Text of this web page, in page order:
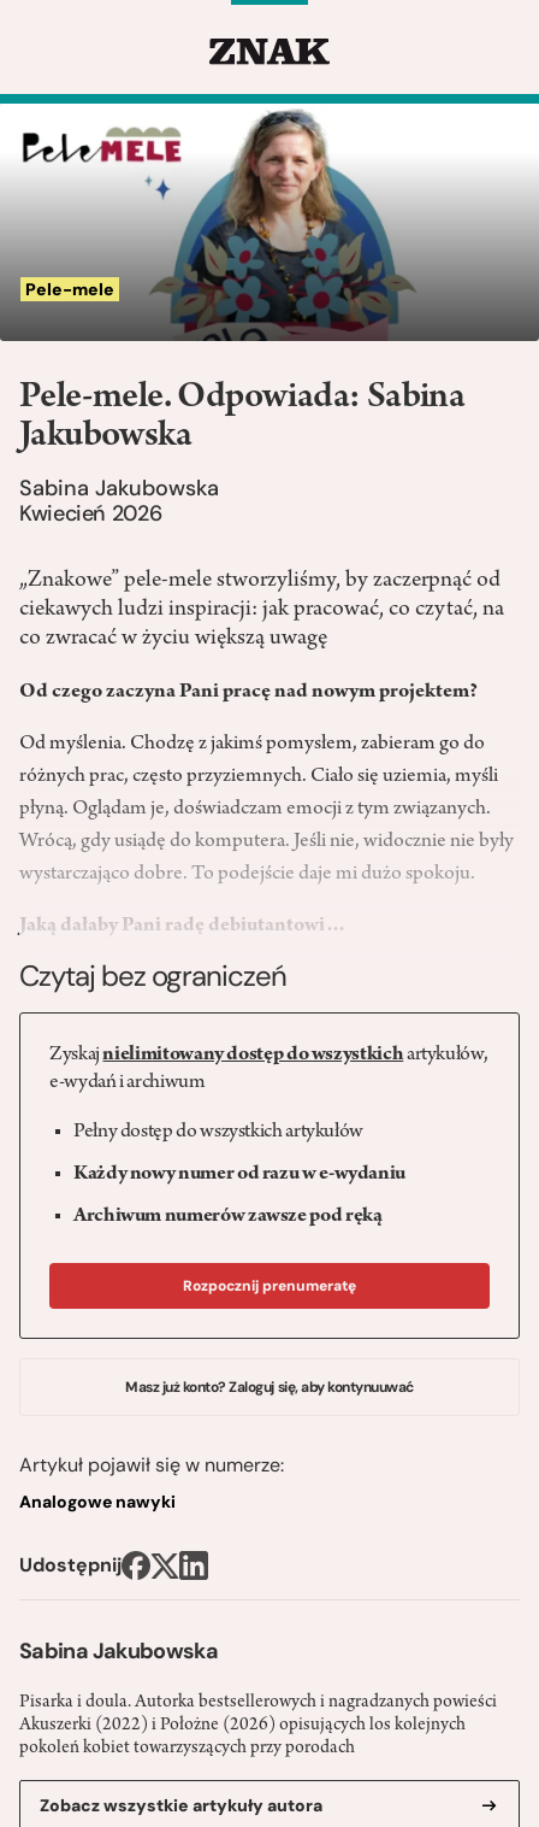
Pele-mele
Sabina Jakubowska
Pisarka i doula. Autorka bestsellerowych i nagradzanych powieści
Akuszerki (2022) i Położne (2026) opisujących los kolejnych
pokoleń kobiet towarzyszących przy porodach
Zobacz wszystkie artykuły autora
Pele-mele. Odpowiada: Sabina
Jakubowska
Sabina Jakubowska
Kwiecień 2026
„Znakowe” pele-mele stworzyliśmy, by zaczerpnąć od
ciekawych ludzi inspiracji: jak pracować, co czytać, na
co zwracać w życiu większą uwagę
Od czego zaczyna Pani pracę nad nowym projektem?
Od myślenia. Chodzę z jakimś pomysłem, zabieram go do
różnych prac, często przyziemnych. Ciało się uziemia, myśli
płyną. Oglądam je, doświadczam emocji z tym związanych.
Wrócą, gdy usiądę do komputera. Jeśli nie, widocznie nie były
wystarczająco dobre. To podejście daje mi dużo spokoju.
Jaką dałaby Pani radę debiutantowi…
Czytaj bez ograniczeń
Zyskajnielimitowany dostęp do wszystkichartykułów,
e-wydań i archiwum
Pełny dostęp do wszystkich artykułów
Każdy nowy numer od razu w e-wydaniu
Archiwum numerów zawsze pod ręką
Rozpocznij prenumeratę
Masz już konto? Zaloguj się, aby kontynuuwać
Artykuł pojawił się w numerze:
Analogowe nawyki
Udostępnij